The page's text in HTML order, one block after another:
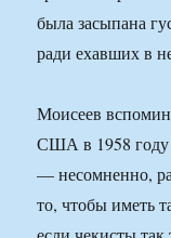
была засыпана
ради ехавших в
Моисеев
США в 1958 году
— несомненно,
то, чтобы иметь